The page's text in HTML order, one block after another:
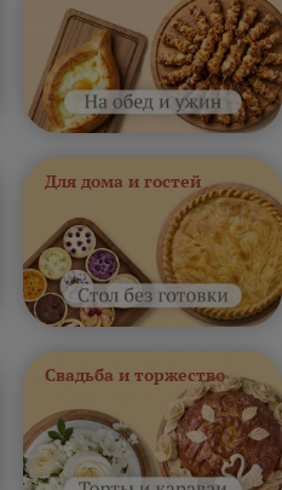
Для дома и гостей
Свадьба и торжество